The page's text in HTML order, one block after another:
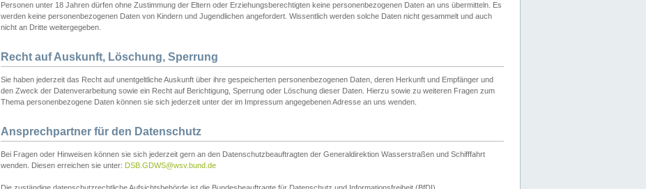
Personen unter 18 Jahren dürfen ohne Zustimmung der Eltern oder Erziehungsberechtigten keine personenbezogenen Daten an uns übermitteln. Es
werden keine personenbezogenen Daten von Kindern und Jugendlichen angefordert. Wissentlich werden solche Daten nicht gesammelt und auch
nicht an Dritte weitergegeben.
Recht auf Auskunft, Löschung, Sperrung
Sie haben jederzeit das Recht auf unentgeltliche Auskunft über ihre gespeicherten personenbezogenen Daten, deren Herkunft und Empfänger und
den Zweck der Datenverarbeitung sowie ein Recht auf Berichtigung, Sperrung oder Löschung dieser Daten. Hierzu sowie zu weiteren Fragen zum
Thema personenbezogene Daten können sie sich jederzeit unter der im Impressum angegebenen Adresse an uns wenden.
Ansprechpartner für den Datenschutz
Bei Fragen oder Hinweisen können sie sich jederzeit gern an den Datenschutzbeauftragten der Generaldirektion Wasserstraßen und Schifffahrt
wenden. Diesen erreichen sie unter: DSB.GDWS@wsv.bund.de